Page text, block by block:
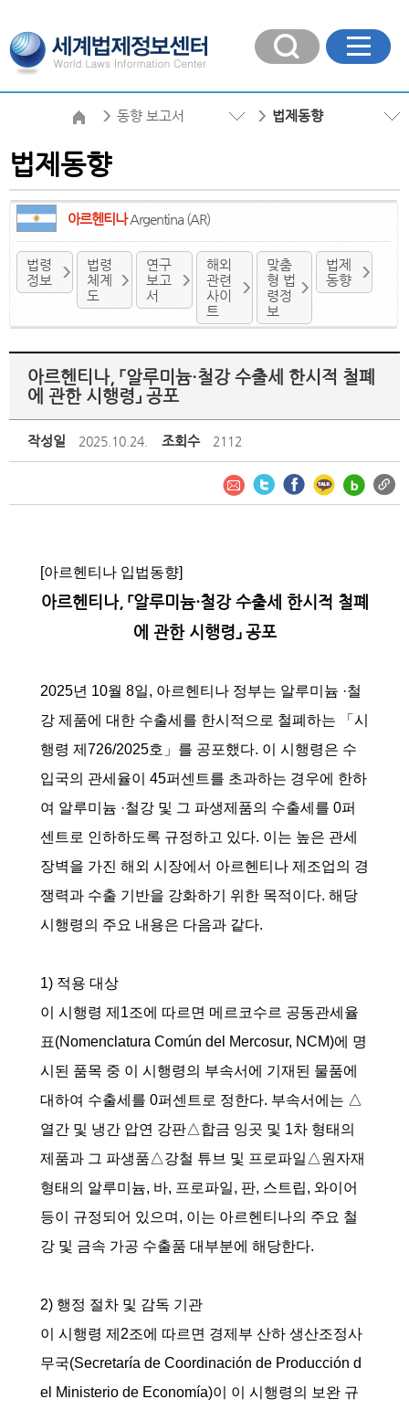
동향 보고서 법제동향
법제동향
아르헨티나Argentina (AR)
법령
정보
법령
체계
도
연구
보고
서
해외
관련
사이
트
맞춤
형 법
령정
보
법제
동향
아르헨티나, 「알루미늄·철강 수출세 한시적 철폐
에 관한 시행령」 공포
작성일 2025.10.24. 조회수 2112
[아르헨티나 입법동향]
아르헨티나, 「알루미늄·철강 수출세 한시적 철폐
에 관한 시행령」 공포
2025년 10월 8일, 아르헨티나 정부는 알루미늄 ·철
강 제품에 대한 수출세를 한시적으로 철폐하는 「시
행령 제726/2025호」를 공포했다. 이 시행령은 수
입국의 관세율이 45퍼센트를 초과하는 경우에 한하
여 알루미늄 ·철강 및 그 파생제품의 수출세를 0퍼
센트로 인하하도록 규정하고 있다. 이는 높은 관세
장벽을 가진 해외 시장에서 아르헨티나 제조업의 경
쟁력과 수출 기반을 강화하기 위한 목적이다. 해당
시행령의 주요 내용은 다음과 같다.
1) 적용 대상
이 시행령 제1조에 따르면 메르코수르 공동관세율
표(Nomenclatura Común del Mercosur, NCM)에 명
시된 품목 중 이 시행령의 부속서에 기재된 물품에
대하여 수출세를 0퍼센트로 정한다. 부속서에는 △
열간 및 냉간 압연 강판△합금 잉곳 및 1차 형태의
제품과 그 파생품△강철 튜브 및 프로파일△원자재
형태의 알루미늄, 바, 프로파일, 판, 스트립, 와이어
등이 규정되어 있으며, 이는 아르헨티나의 주요 철
강 및 금속 가공 수출품 대부분에 해당한다.
2) 행정 절차 및 감독 기관
이 시행령 제2조에 따르면 경제부 산하 생산조정사
무국(Secretaría de Coordinación de Producción d
el Ministerio de Economía)이 이 시행령의 보완 규